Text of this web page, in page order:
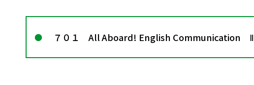
７０１ All Aboard! English Communication Ⅱ